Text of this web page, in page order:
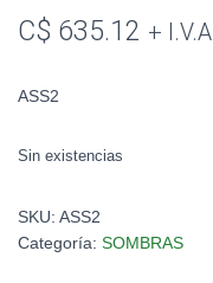
C$ 635.12 + I.V.A
ASS2
Sin existencias
SKU: ASS2
Categoría: SOMBRAS